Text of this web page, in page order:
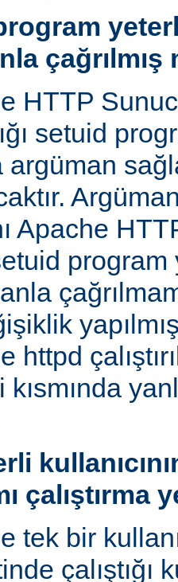
çağrılmış
HTTP
setuid
argüman
Apache
program
httpd
kısmında
çalıştırma
tek bir
çalıştığı